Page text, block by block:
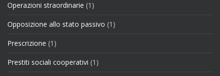
Operazioni straordinarie (1)
Opposizione allo stato passivo (1)
Prescrizione (1)
Prestiti sociali cooperativi (1)